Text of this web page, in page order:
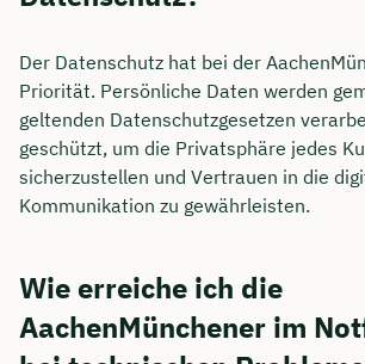
Der Datenschutz hat bei der
Priorität. Persönliche Daten werden
geltenden Datenschutzgesetzen
geschützt, um die Privatsphäre jedes
sicherzustellen und Vertrauen in die
Kommunikation zu gewährleisten.
Wie erreiche ich die
AachenMünchener im